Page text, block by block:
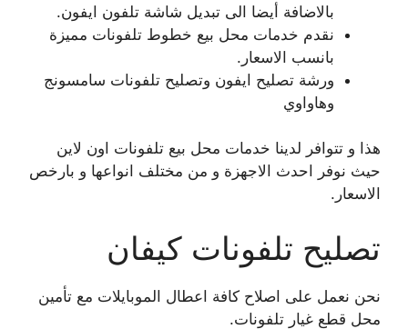
بالاضافة أيضا الى تبديل شاشة تلفون ايفون.
نقدم خدمات محل بيع خطوط تلفونات مميزة
بانسب الاسعار.
ورشة تصليح ايفون وتصليح تلفونات سامسونج
وهاواوي
هذا و تتوافر لدينا خدمات محل بيع تلفونات اون لاين
حيث نوفر احدث الاجهزة و من مختلف انواعها و بارخص
الاسعار.
تصليح تلفونات كيفان
نحن نعمل على اصلاح كافة اعطال الموبايلات مع تأمين
محل قطع غيار تلفونات.